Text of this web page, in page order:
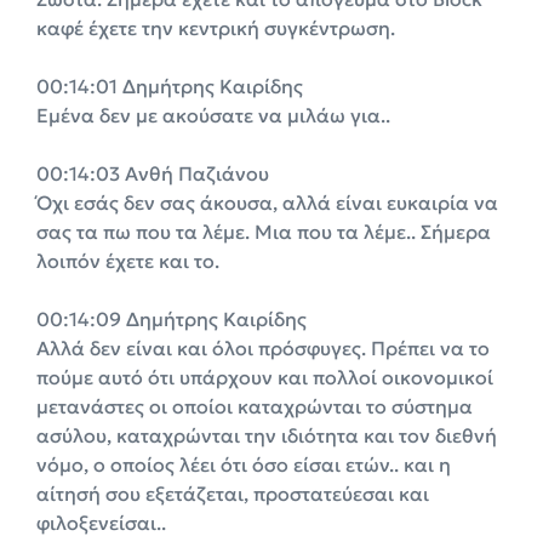
καφέ έχετε την κεντρική συγκέντρωση.
00:14:01 Δημήτρης Καιρίδης
Εμένα δεν με ακούσατε να μιλάω για..
00:14:03 Ανθή Παζιάνου
Όχι εσάς δεν σας άκουσα, αλλά είναι ευκαιρία να
σας τα πω που τα λέμε. Μια που τα λέμε.. Σήμερα
λοιπόν έχετε και το.
00:14:09 Δημήτρης Καιρίδης
Αλλά δεν είναι και όλοι πρόσφυγες. Πρέπει να το
πούμε αυτό ότι υπάρχουν και πολλοί οικονομικοί
μετανάστες οι οποίοι καταχρώνται το σύστημα
ασύλου, καταχρώνται την ιδιότητα και τον διεθνή
νόμο, ο οποίος λέει ότι όσο είσαι ετών.. και η
αίτησή σου εξετάζεται, προστατεύεσαι και
φιλοξενείσαι..